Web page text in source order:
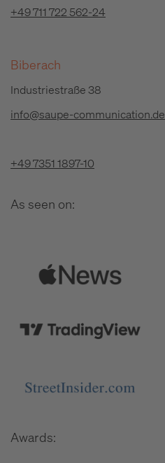
+49 711 722 562-24
Biberach
Industriestraße 38
info@saupe-communication.de
+49 7351 1897-10
As seen on:
Awards: